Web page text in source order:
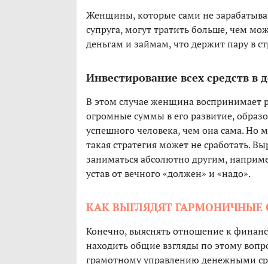
Женщины, которые сами не
супруга, могут тратить больше, чем
деньгам и займам, что держит пару в
Инвестирование всех средств в
В этом случае женщина воспринимает
огромные суммы в его развитие,
успешного человека, чем она сама. Но
такая стратегия может не сработать.
заниматься абсолютно другим,
устав от вечного «должен» и «надо».
КАК ВЫГЛЯДЯТ
Конечно, выяснять отношение к
находить общие взгляды по этому
грамотному управлению денежными